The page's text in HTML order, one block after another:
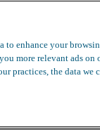
enhance your
more relevant ads
practices, the data